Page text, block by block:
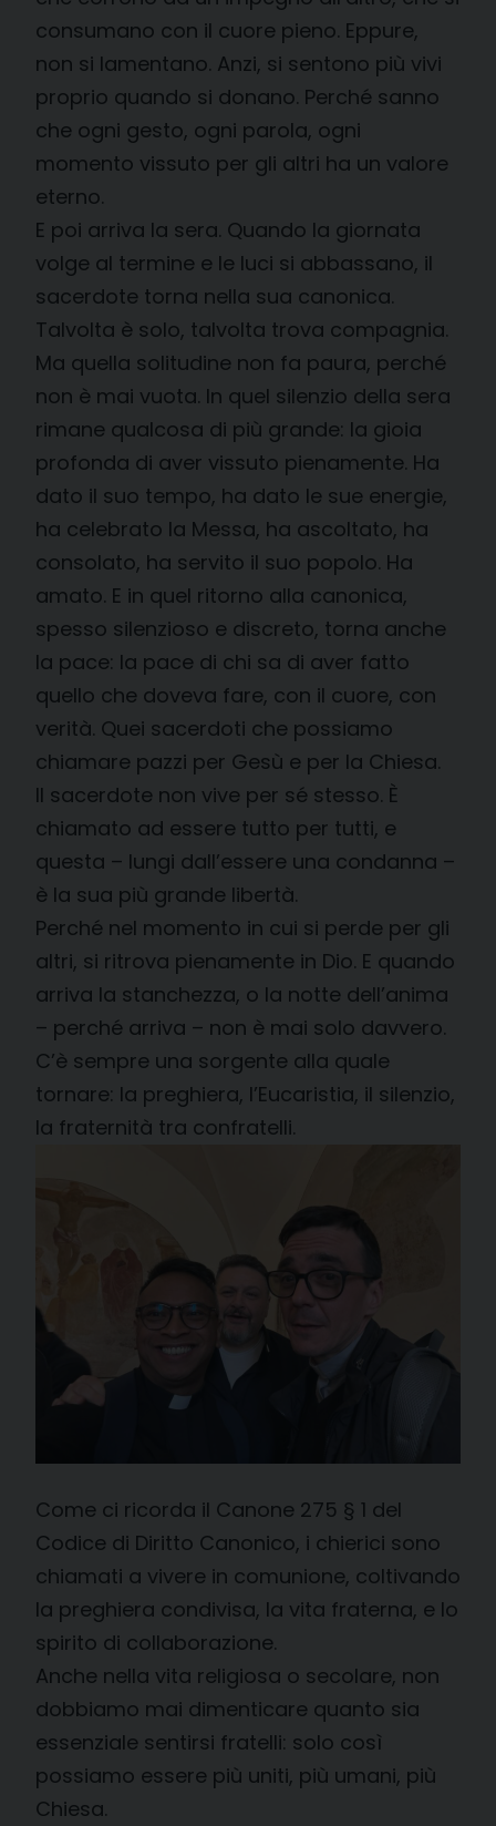
consumano con il cuore pieno. Eppure,
non si lamentano. Anzi, si sentono più vivi
proprio quando si donano. Perché sanno
che ogni gesto, ogni parola, ogni
momento vissuto per gli altri ha un valore
eterno.
E poi arriva la sera. Quando la giornata
volge al termine e le luci si abbassano, il
sacerdote torna nella sua canonica.
Talvolta è solo, talvolta trova compagnia.
Ma quella solitudine non fa paura, perché
non è mai vuota. In quel silenzio della sera
rimane qualcosa di più grande: la gioia
profonda di aver vissuto pienamente. Ha
dato il suo tempo, ha dato le sue energie,
ha celebrato la Messa, ha ascoltato, ha
consolato, ha servito il suo popolo. Ha
amato. E in quel ritorno alla canonica,
spesso silenzioso e discreto, torna anche
la pace: la pace di chi sa di aver fatto
quello che doveva fare, con il cuore, con
verità. Quei sacerdoti che possiamo
chiamare pazzi per Gesù e per la Chiesa.
Il sacerdote non vive per sé stesso. È
chiamato ad essere tutto per tutti, e
questa – lungi dall’essere una condanna –
è la sua più grande libertà.
Perché nel momento in cui si perde per gli
altri, si ritrova pienamente in Dio. E quando
arriva la stanchezza, o la notte dell’anima
– perché arriva – non è mai solo davvero.
C’è sempre una sorgente alla quale
tornare: la preghiera, l’Eucaristia, il silenzio,
la fraternità tra confratelli.
Come ci ricorda il Canone 275 § 1 del
Codice di Diritto Canonico, i chierici sono
chiamati a vivere in comunione, coltivando
la preghiera condivisa, la vita fraterna, e lo
spirito di collaborazione.
Anche nella vita religiosa o secolare, non
dobbiamo mai dimenticare quanto sia
essenziale sentirsi fratelli: solo così
possiamo essere più uniti, più umani, più
Chiesa.